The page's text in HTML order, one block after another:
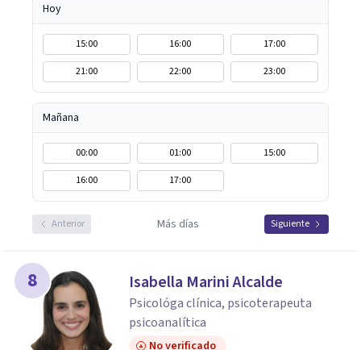
Hoy
15:00 16:00
17:00
21:00
22:00 23:00
Mañana
00:00 01:00
15:00
16:00
17:00
Anterior Más días Siguiente
8 Isabella Marini Alcalde
Psicológa clínica, psicoterapeuta
psicoanalítica
No verificado